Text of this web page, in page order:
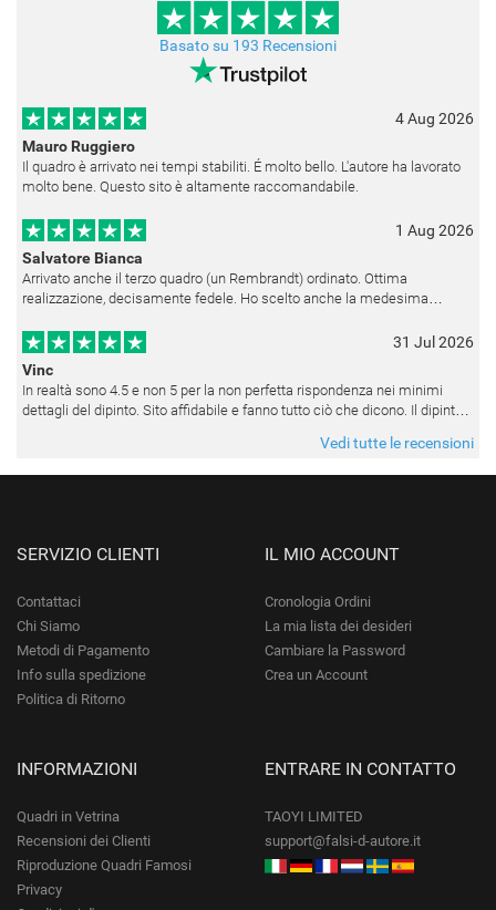
Basato su 193 Recensioni
4 Aug 2026
Mauro Ruggiero
Il quadro è arrivato nei tempi stabiliti. É molto bello. L'autore ha lavorato
molto bene. Questo sito è altamente raccomandabile.
1 Aug 2026
Salvatore Bianca
Arrivato anche il terzo quadro (un Rembrandt) ordinato. Ottima
realizzazione, decisamente fedele. Ho scelto anche la medesima
appesi
31 Jul 2026
Vinc
In realtà sono 4.5 e non 5 per la non perfetta rispondenza nei minimi
dettagli del dipinto. Sito affidabile e fanno tutto ciò che dicono. Il dipinto,
Vedi tutte le recensioni
SERVIZIO CLIENTI
Contattaci
Chi Siamo
Metodi di Pagamento
Info sulla spedizione
Politica di Ritorno
IL MIO ACCOUNT
Cronologia Ordini
La mia lista dei desideri
Cambiare la Password
Crea un Account
INFORMAZIONI
Quadri in Vetrina
Recensioni dei Clienti
Riproduzione Quadri Famosi
Privacy
ENTRARE IN CONTATTO
TAOYI LIMITED
support@falsi-d-autore.it